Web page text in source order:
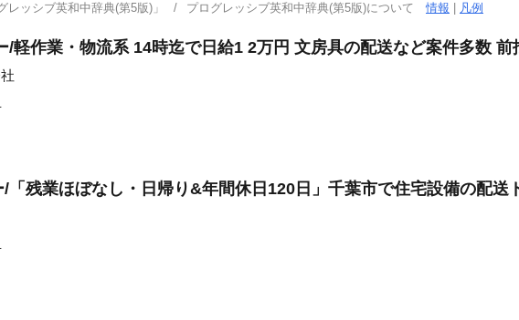
レッシブ英和中辞典(第5版)」 プログレッシブ英和中辞典(第5版)について情報 凡例
/軽作業・物流系 14時迄で日給1 2万円 文房具の配送など案件多数 前
「残業ほぼなし・日帰り&年間休日120日」千葉市で住宅設備の配送